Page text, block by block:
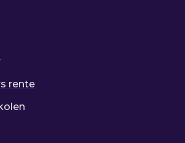
rente